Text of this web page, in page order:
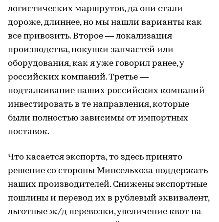
логистических маршрутов, да они стали
дороже, длиннее, но мы нашли варианты как
все привозить. Второе — локализация
производства, покупки запчастей или
оборудования, как я уже говорил ранее, у
российских компаний. Третье —
подталкивание наших российских компаний
инвестировать в те направления, которые
были полностью зависимы от импортных
поставок.
Что касается экспорта, то здесь принято
решение со стороны Минсельхоза поддержать
наших производителей. Снижены экспортные
пошлины и перевод их в рублевый эквивалент,
льготные ж/д перевозки, увеличение квот на